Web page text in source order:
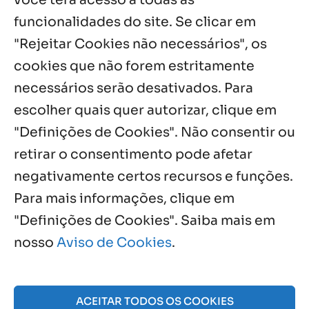
funcionalidades do site. Se clicar em
"Rejeitar Cookies não necessários", os
cookies que não forem estritamente
necessários serão desativados. Para
escolher quais quer autorizar, clique em
"Definições de Cookies". Não consentir ou
retirar o consentimento pode afetar
negativamente certos recursos e funções.
Para mais informações, clique em
"Definições de Cookies". Saiba mais em
nosso Aviso de Cookies.
ACEITAR TODOS OS COOKIES
Oito anos de esperança: Fazenda
Feminina de Chapala celebra aniversário
com missa e festa
6 ago, 2026
Notícias por Categoria
Próximos Eventos
Agosto, 2026